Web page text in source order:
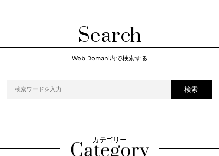
Search
Web Domani内で検索する
検索
カテゴリー